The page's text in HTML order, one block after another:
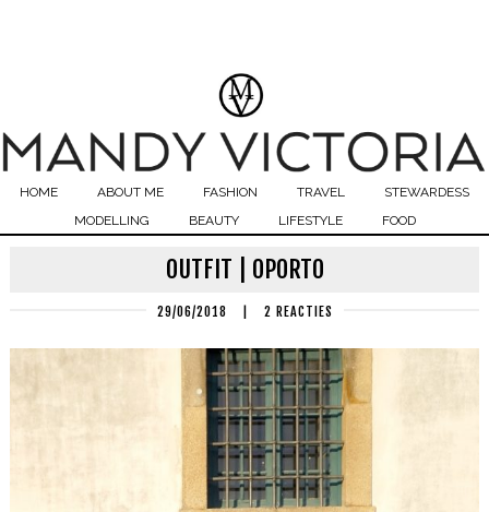
HOME ABOUT ME FASHION TRAVEL
STEWARDESS
MODELLING
BEAUTY LIFESTYLE FOOD
OUTFIT | OPORTO
29/06/2018 2 REACTIES